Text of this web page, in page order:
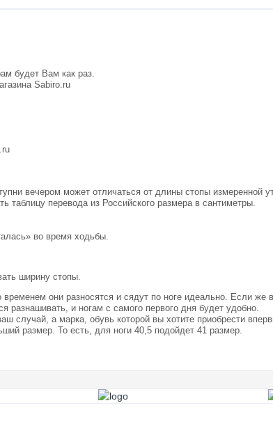
будет Вам как раз.
Sabiro.ru
вечером может отличаться от длины стопы измеренной
таблицу перевода из Российского размера в сантиметры.
во время ходьбы.
ширину стопы.
они разносятся и сядут по ноге идеально. Если же
разнашивать, и ногам с самого первого дня будет удобно.
случай, а марка, обувь которой вы хотите приобрести
размер. То есть, для ноги 40,5 подойдет 41 размер.